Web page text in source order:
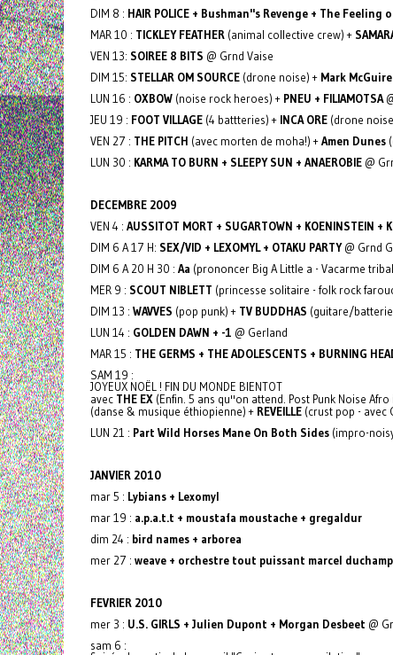
DIM 8 : HAIR POLICE + Bushman''s Revenge + The Feeling
MAR 10 : TICKLEY FEATHER (animal collective crew) +
VEN 13: SOIREE 8 BITS @ Grnd Vaise
DIM 15: STELLAR OM SOURCE (drone noise) + Mark McGuire
LUN 16 : OXBOW (noise rock heroes) + PNEU + FILIAMOTSA
JEU 19 : FOOT VILLAGE (4 battteries) + INCA ORE (drone
VEN 27 : THE PITCH (avec morten de moha!) +Amen Dunes
LUN 30 : KARMA TO BURN + SLEEPY SUN + ANAEROBIE @
DECEMBRE 2009
VEN 4 : AUSSITOT MORT + SUGARTOWN + KOENINSTEIN +
DIM 6 A 17 H: SEX/VID + LEXOMYL + OTAKU PARTY@ Grnd
DIM 6 A 20 H 30 : Aa (prononcer Big A Little a - Vacarme
MER 9 : SCOUT NIBLETT (princesse solitaire - folk rock
DIM 13 : WAVVES (pop punk) + TV BUDDHAS (guitare/
LUN 14 : GOLDEN DAWN + -1 @ Gerland
MAR 15 : THE GERMS + THE ADOLESCENTS + BURNING
SAM 19 :
JOYEUX NOËL ! FIN DU MONDE BIENTOT
avec THE EX (Enfin. 5 ans qu''on attend. Post Punk Noise
(danse & musique éthiopienne) + REVEILLE (crust pop - avec
LUN 21 : Part Wild Horses Mane On Both Sides (impro-
JANVIER 2010
mar 5 : Lybians + Lexomyl
mar 19 : a.p.a.t.t + moustafa moustache + gregaldur
dim 24 : bird names + arborea
mer 27 : weave + orchestre tout puissant marcel
FEVRIER 2010
mer 3 : U.S. GIRLS + Julien Dupont + Morgan Desbeet @
sam 6 :